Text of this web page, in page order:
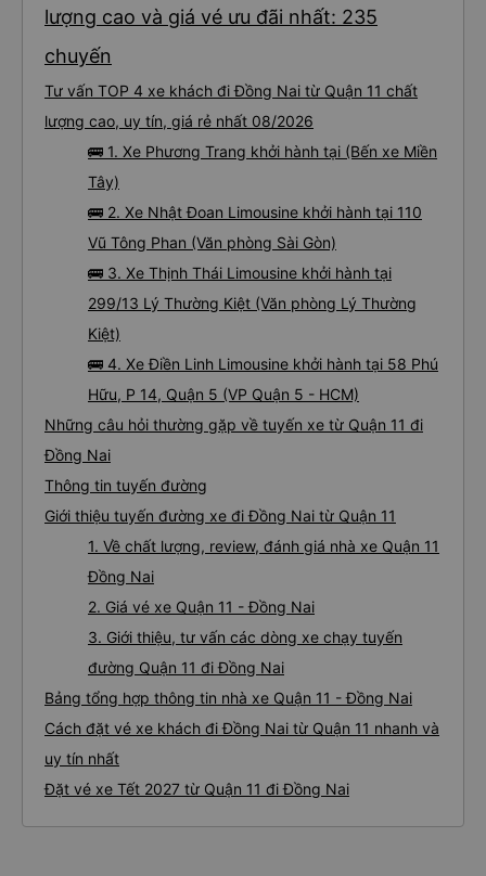
vọng được gặp bạn lần nữa.
lượng cao và giá vé ưu đãi nhất: 235
chuyến
Tư vấn TOP 4 xe khách đi Đồng Nai từ Quận 11 chất
lượng cao, uy tín, giá rẻ nhất 08/2026
🚌 1. Xe Phương Trang khởi hành tại (Bến xe Miền
Tây)
🚌 2. Xe Nhật Đoan Limousine khởi hành tại 110
Vũ Tông Phan (Văn phòng Sài Gòn)
🚌 3. Xe Thịnh Thái Limousine khởi hành tại
299/13 Lý Thường Kiệt (Văn phòng Lý Thường
Kiệt)
🚌 4. Xe Điền Linh Limousine khởi hành tại 58 Phú
Hữu, P 14, Quận 5 (VP Quận 5 - HCM)
Những câu hỏi thường gặp về tuyến xe từ Quận 11 đi
Đồng Nai
Thông tin tuyến đường
Giới thiệu tuyến đường xe đi Đồng Nai từ Quận 11
1. Về chất lượng, review, đánh giá nhà xe Quận 11
Đồng Nai
2. Giá vé xe Quận 11 - Đồng Nai
3. Giới thiệu, tư vấn các dòng xe chạy tuyến
đường Quận 11 đi Đồng Nai
Bảng tổng hợp thông tin nhà xe Quận 11 - Đồng Nai
Cách đặt vé xe khách đi Đồng Nai từ Quận 11 nhanh và
uy tín nhất
Đặt vé xe Tết 2027 từ Quận 11 đi Đồng Nai